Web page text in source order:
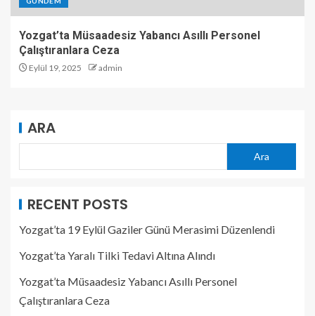
Yozgat’ta Müsaadesiz Yabancı Asıllı Personel
Çalıştıranlara Ceza
Eylül 19, 2025 admin
ARA
Ara
RECENT POSTS
Yozgat’ta 19 Eylül Gaziler Günü Merasimi Düzenlendi
Yozgat’ta Yaralı Tilki Tedavi Altına Alındı
Yozgat’ta Müsaadesiz Yabancı Asıllı Personel
Çalıştıranlara Ceza